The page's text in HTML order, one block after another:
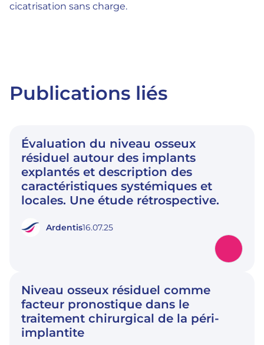
cicatrisation sans charge.
Publications liés
Évaluation du niveau osseux
résiduel autour des implants
explantés et description des
caractéristiques systémiques et
locales. Une étude rétrospective.
Ardentis16.07.25
Niveau osseux résiduel comme
facteur pronostique dans le
traitement chirurgical de la péri-
implantite